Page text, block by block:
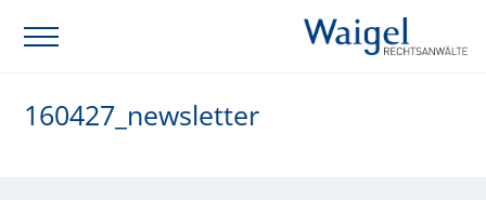
160427_newsletter